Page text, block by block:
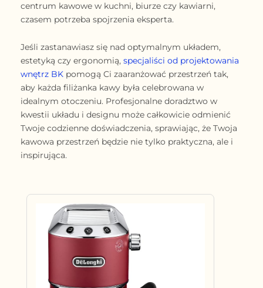
centrum kawowe w kuchni, biurze czy kawiarni,
czasem potrzeba spojrzenia eksperta.
Jeśli zastanawiasz się nad optymalnym układem,
estetyką czy ergonomią, specjaliści od projektowania
wnętrz BK pomogą Ci zaaranżować przestrzeń tak,
aby każda filiżanka kawy była celebrowana w
idealnym otoczeniu. Profesjonalne doradztwo w
kwestii układu i designu może całkowicie odmienić
Twoje codzienne doświadczenia, sprawiając, że Twoja
kawowa przestrzeń będzie nie tylko praktyczna, ale i
inspirująca.